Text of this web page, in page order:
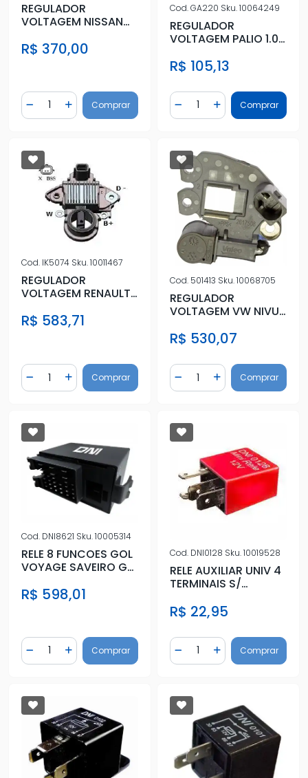
REGULADOR
VOLTAGEM NISSAN
R$ 370,00
Diminuir Quantidade
Quantidade
Adicionar Quantidade
Comprar
Cod.GA220 Sku.10064249
REGULADOR
VOLTAGEM PALIO 1.0
R$ 105,13
Diminuir Quantidade
Quantidade
AdicionarComprar
Cod. IK5074 Sku.10011467
REGULADOR
VOLTAGEM RENAULT
R$ 583,71
Diminuir Quantidade
Quantidade
Adicionar Quantidade
Comprar
Cod. 501413 Sku.10068705
REGULADOR
VOLTAGEM VW NIVUS
CROSS 1.0 TSI
R$ 530,07
Diminuir Quantidade
Quantidade
AdicionarComprar
Cod. DNI8621 Sku.10005314
RELE 8 FUNCOES GOL
VOYAGE SAVEIRO GV
R$ 598,01
Diminuir Quantidade
Quantidade
Adicionar Quantidade
Comprar
Cod. DNI0128 Sku.10019528
RELE AUXILIAR UNIV 4
TERMINAIS S/
R$ 22,95
Diminuir Quantidade
Quantidade
AdicionarComprar